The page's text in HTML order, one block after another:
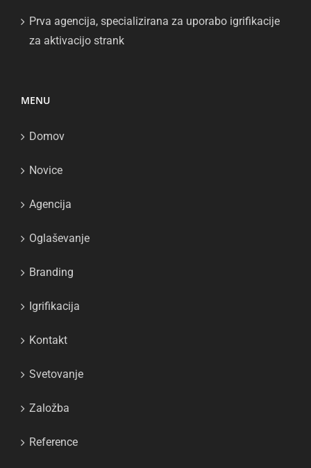
Prva agencija, specializirana za uporabo igrifikacije
za aktivacijo strank
MENU
Domov
Novice
Agencija
Oglaševanje
Branding
Igrifikacija
Kontakt
Svetovanje
Založba
Reference